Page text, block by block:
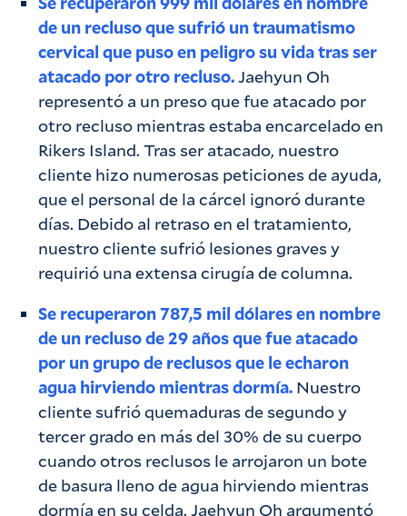
de un recluso que sufrió un traumatismo
cervical que puso en peligro su vida tras ser
atacado por otro recluso.Jaehyun Oh
representó a un preso que fue atacado por
otro recluso mientras estaba encarcelado en
Rikers Island. Tras ser atacado, nuestro
cliente hizo numerosas peticiones de ayuda,
que el personal de la cárcel ignoró durante
días. Debido al retraso en el tratamiento,
nuestro cliente sufrió lesiones graves y
requirió una extensa cirugía de columna.
Se recuperaron 787,5 mil dólares en nombre
de un recluso de 29 años que fue atacado
por un grupo de reclusos que le echaron
agua hirviendo mientras dormía. Nuestro
cliente sufrió quemaduras de segundo y
tercer grado en más del 30% de su cuerpo
cuando otros reclusos le arrojaron un bote
de basura lleno de agua hirviendo mientras
dormía en su celda. Jaehyun Oh argumentó